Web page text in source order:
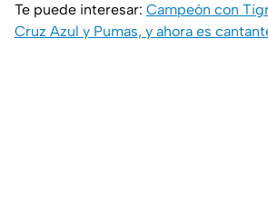
Te puede interesar: Campeón con
Cruz Azul y Pumas, y ahora es